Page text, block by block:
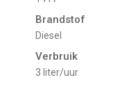
Brandstof
Diesel
Verbruik
3 liter/uur